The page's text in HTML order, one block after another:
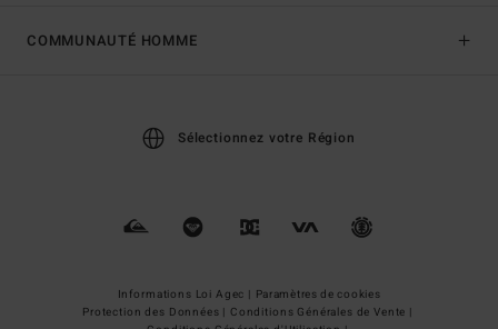
COMMUNAUTÉ HOMME
Sélectionnez votre Région
Informations Loi Agec | Paramètres de cookies
Protection des Données | Conditions Générales de Vente |